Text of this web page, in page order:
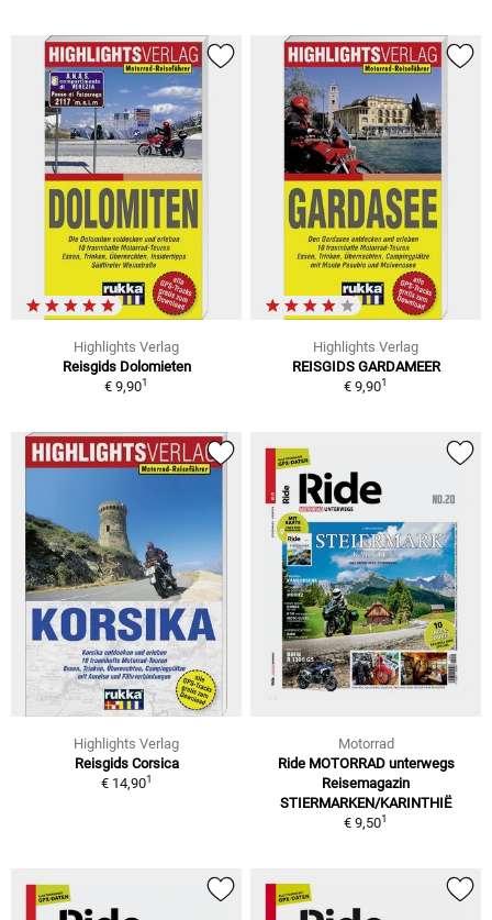
Highlights Verlag
Reisgids Dolomieten
€ 9,901
Highlights Verlag
REISGIDS GARDAMEER
€ 9,901
Highlights Verlag
Reisgids Corsica
€ 14,901
Motorrad
Ride MOTORRAD unterwegs
Reisemagazin
STIERMARKEN/KARINTHIË
€ 9,501